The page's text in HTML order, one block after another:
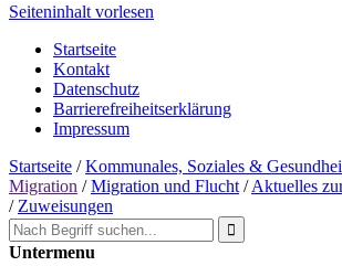
Seiteninhalt vorlesen
Startseite
Kontakt
Datenschutz
Barrierefreiheitserklärung
Impressum
Startseite /Kommunales, Soziales &
Migration /Migration und Flucht /Aktuelles
/ Zuweisungen
Untermenu